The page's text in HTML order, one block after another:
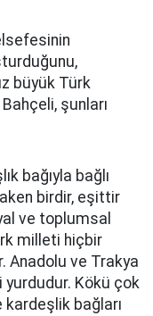
büyük Türk
şunları
bağıyla bağlı
birdir, eşittir
ve toplumsal
milleti hiçbir
Anadolu ve Trakya
Kökü çok
kardeşlik bağları